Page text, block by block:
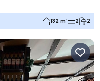
132 m² 2 2